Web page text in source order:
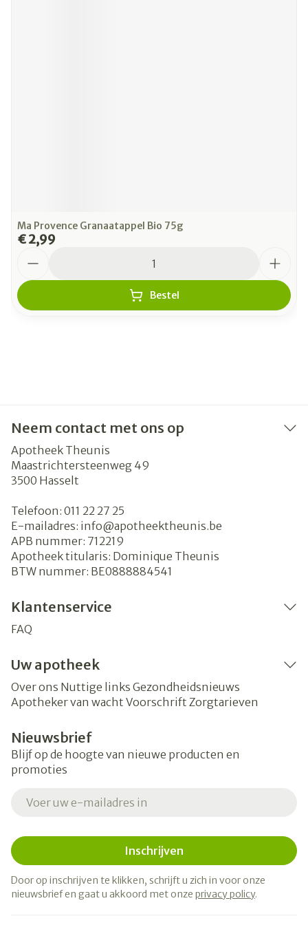
Ma Provence Granaatappel Bio 75g
€ 2,99
Bestel
Neem contact met ons op
Apotheek Theunis
Maastrichtersteenweg 49
3500 Hasselt
Telefoon: 011 22 27 25
E-mailadres: info@apotheektheunis.be
APB nummer: 712219
Apotheek titularis: Dominique Theunis
BTW nummer: BE0888884541
Klantenservice
FAQ
Uw apotheek
Over ons Nuttige links Gezondheidsnieuws
Apotheker van wacht Voorschrift Zorgtarieven
Nieuwsbrief
Blijf op de hoogte van nieuwe producten en
promoties
Inschrijven
Door op inschrijven te klikken, schrijft u zich in voor onze
nieuwsbrief en gaat u akkoord met onze privacy policy.